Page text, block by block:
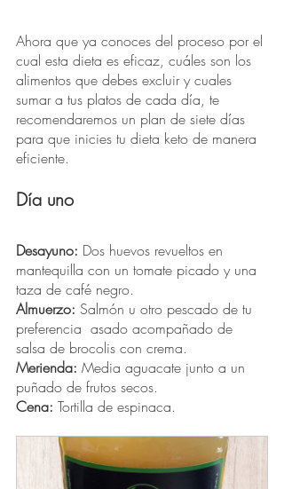
Ahora que ya conoces del proceso por el
cual esta dieta es eficaz, cuáles son los
alimentos que debes excluir y cuales
sumar a tus platos de cada día, te
recomendaremos un plan de siete días
para que inicies tu dieta keto de manera
eficiente.
Día uno
Desayuno: Dos huevos revueltos en
mantequilla con un tomate picado y una
taza de café negro.
Almuerzo: Salmón u otro pescado de tu
preferencia  asado acompañado de
salsa de brocolis con crema.
Merienda: Media aguacate junto a un
puñado de frutos secos.
Cena: Tortilla de espinaca.